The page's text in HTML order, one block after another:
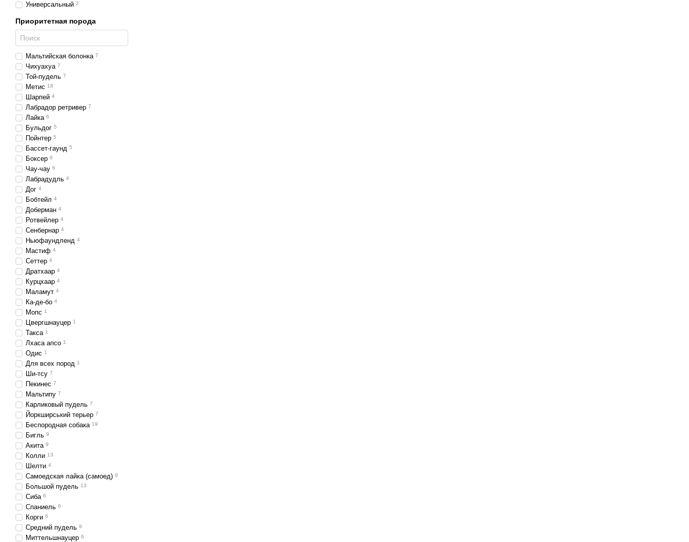
Универсальный 2
Приоритетная порода
Мальтийская болонка 7
Чихуахуа 7
Той-пудель 7
Метис 18
Шарпей 4
Лабрадор ретривер 7
Лайка 6
Бульдог 5
Пойнтер 5
Бассет-гаунд 5
Боксер 6
Чау-чау 6
Лабрадудль 4
Дог 4
Бобтейл 4
Доберман 4
Ротвейлер 4
Сенбернар 4
Ньюфаундленд 4
Мастиф 4
Сеттер 4
Дратхаар 4
Курцхаар 4
Маламут 4
Ка-де-бо 4
Мопс 1
Цвергшнауцер 1
Такса 1
Лхаса апсо 1
Одис 1
Для всех пород 1
Ши-тсу 7
Пекинес 7
Мальтипу 7
Карликовый пудель 7
Йоркширський терьер 7
Беспородная собака 19
Бигль 9
Акита 9
Колли 13
Шелти 4
Самоедская лайка (самоед) 9
Большой пудель 13
Сиба 6
Спаниель 6
Корги 6
Средний пудель 9
Миттельшнауцер 6